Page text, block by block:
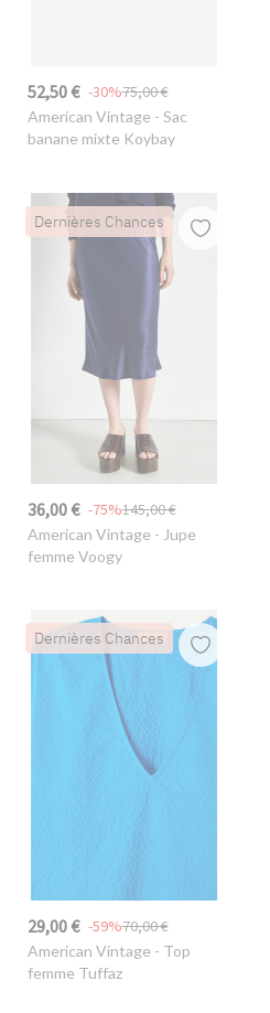
52,50 € 75,00 €
-30%
American Vintage - Sac
banane mixte Koybay
Dernières Chances
36,00 € 145,00 €
-75%
American Vintage - Jupe
femme Voogy
Dernières Chances
29,00 € 70,00 €
-59%
American Vintage - Top
femme Tuffaz